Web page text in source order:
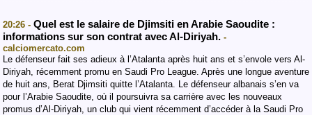
20:26 - Quel est le salaire de Djimsiti en Arabie Saoudite :
informations sur son contrat avec Al-Diriyah. -
calciomercato.com
Le défenseur fait ses adieux à l’Atalanta après huit ans et s’envole vers Al-
Diriyah, récemment promu en Saudi Pro League. Après une longue aventure
de huit ans, Berat Djimsiti quitte l’Atalanta. Le défenseur albanais s’en va
pour l’Arabie Saoudite, où il poursuivra sa carrière avec les nouveaux
promus d’Al-Diriyah, un club qui vient récemment d’accéder à la Saudi Pro